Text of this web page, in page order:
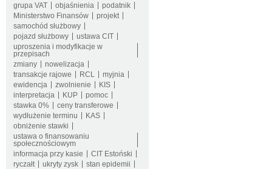
grupa VAT
objaśnienia
podatnik
Ministerstwo Finansów
projekt
samochód służbowy
pojazd służbowy
ustawa CIT
uproszenia i modyfikacje w
przepisach
zmiany
nowelizacja
transakcje rajowe
RCL
myjnia
ewidencja
zwolnienie
KIS
interpretacja
KUP
pomoc
stawka 0%
ceny transferowe
wydłużenie terminu
KAS
obniżenie stawki
ustawa o finansowaniu
społecznościowym
informacja przy kasie
CIT Estoński
ryczałt
ukryty zysk
stan epidemii